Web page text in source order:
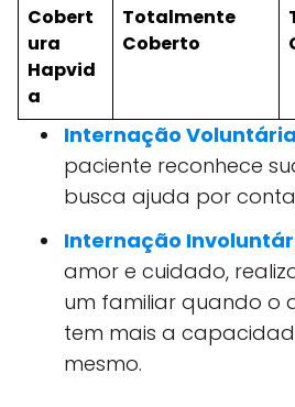
Cobert
ura
Hapvid
a
Totalmente
Coberto
Internação Voluntária
paciente reconhece
busca ajuda por
Internação
amor e cuidado,
um familiar quando o
tem mais a
mesmo.